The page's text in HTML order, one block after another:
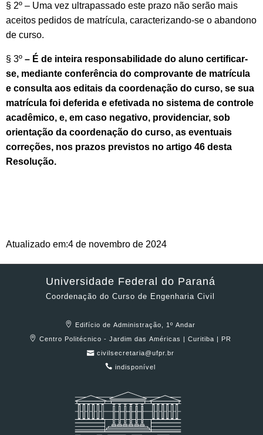
§ 2º – Uma vez ultrapassado este prazo não serão mais
aceitos pedidos de matrícula, caracterizando-se o abandono
de curso.
§ 3º – É de inteira responsabilidade do aluno certificar-
se, mediante conferência do comprovante de matrícula
e consulta aos editais da coordenação do curso, se sua
matrícula foi deferida e efetivada no sistema de controle
acadêmico, e, em caso negativo, providenciar, sob
orientação da coordenação do curso, as eventuais
correções, nos prazos previstos no artigo 46 desta
Resolução.
Atualizado em:4 de novembro de 2024
Universidade Federal do Paraná
Coordenação do Curso de Engenharia Civil
Edifício de Administração, 1º Andar
Centro Politécnico - Jardim das Américas | Curitiba | PR
civilsecretaria@ufpr.br
indisponível